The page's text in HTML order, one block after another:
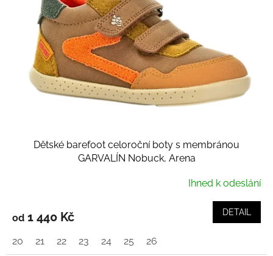
Dětské barefoot celoroční boty s membránou
GARVALÍN Nobuck, Arena
Ihned k odeslání
od 1 440 Kč DETAIL
20 21 22 23 24 25 26